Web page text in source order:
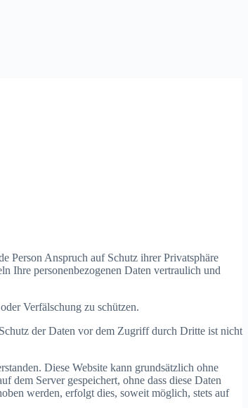
Person Anspruch auf Schutz ihrer Privatsphäre
Ihre personenbezogenen Daten vertraulich und
Verfälschung zu schützen.
der Daten vor dem Zugriff durch Dritte ist nicht
Diese Website kann grundsätzlich ohne
dem Server gespeichert, ohne dass diese Daten
werden, erfolgt dies, soweit möglich, stets auf